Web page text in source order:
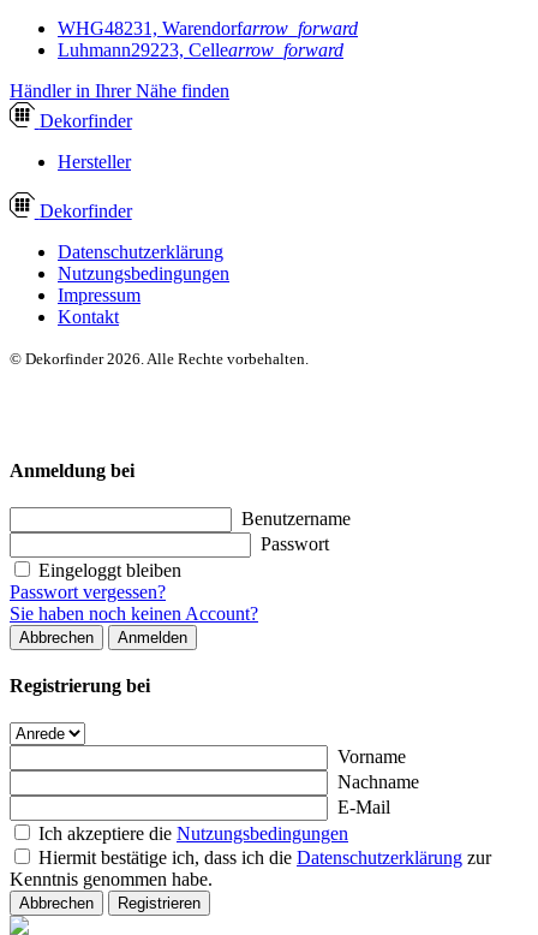
WHG48231, Warendorfarrow_forward
Luhmann29223, Cellearrow_forward
Händler in Ihrer Nähe finden
Dekorfinder
Hersteller
Dekorfinder
Datenschutzerklärung
Nutzungsbedingungen
Impressum
Kontakt
© Dekorfinder 2026. Alle Rechte vorbehalten.
Anmeldung bei
Benutzername
Passwort
Eingeloggt bleiben
Passwort vergessen?
Sie haben noch keinen Account?
Abbrechen Anmelden
Registrierung bei
Vorname
Nachname
E-Mail
Ich akzeptiere die Nutzungsbedingungen
Hiermit bestätige ich, dass ich die Datenschutzerklärung zur
Kenntnis genommen habe.
Abbrechen Registrieren